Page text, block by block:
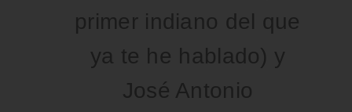
primer indiano del que
ya te he hablado) y
José Antonio